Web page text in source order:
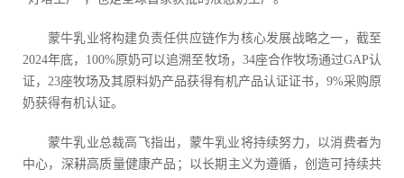
蒙牛乳业将构建负责任供应链作为核心发展战略之一，截至
2024年底，100%原奶可以追溯至牧场，34座合作牧场通过GAP认
证，23座牧场及其原料奶产品获得有机产品认证证书，9%采购原
奶获得有机认证。
蒙牛乳业总裁高飞指出，蒙牛乳业将持续努力，以消费者为
中心，深耕高质量健康产品；以长期主义为遵循，创造可持续共